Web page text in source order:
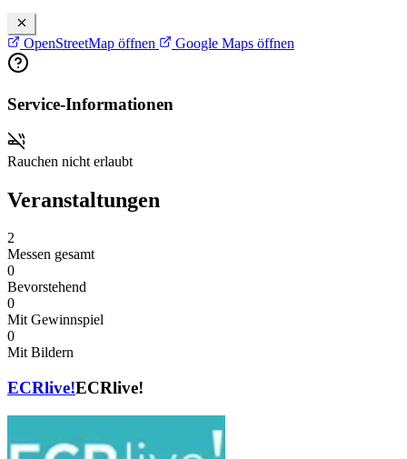
OpenStreetMap öffnen Google Maps öffnen
Service-Informationen
Rauchen nicht erlaubt
Veranstaltungen
2
Messen gesamt
0
Bevorstehend
0
Mit Gewinnspiel
0
Mit Bildern
ECRlive!ECRlive!